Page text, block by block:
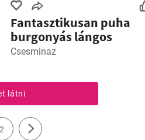
Fantasztikusan puha
burgonyás lángos
Csesminaz
látni
2